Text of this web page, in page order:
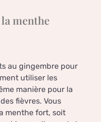
menthe
au gingembre pour
utiliser les
manière pour la
fièvres. Vous
menthe fort, soit